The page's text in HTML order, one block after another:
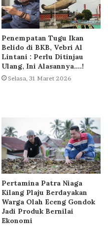
Penempatan Tugu Ikan
Belido di BKB, Vebri Al
Lintani : Perlu Ditinjau
Ulang, Ini Alasannya….!
Selasa, 31 Maret 2026
Pertamina Patra Niaga
Kilang Plaju Berdayakan
Warga Olah Eceng Gondok
Jadi Produk Bernilai
Ekonomi